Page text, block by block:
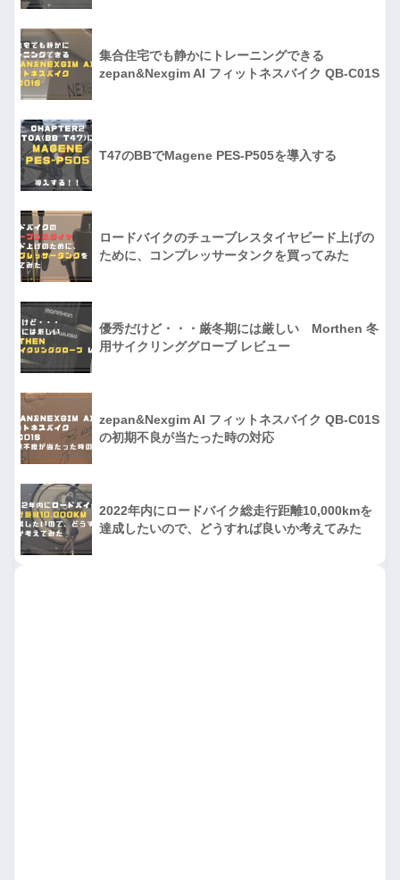
集合住宅でも静かにトレーニングできる
zepan&Nexgim AI フィットネスバイク QB-C01S
T47のBBでMagene PES-P505を導入する
ロードバイクのチューブレスタイヤビード上げの
ために、コンプレッサータンクを買ってみた
優秀だけど・・・厳冬期には厳しい Morthen 冬
用サイクリンググローブ レビュー
zepan&Nexgim AI フィットネスバイク QB-C01S
の初期不良が当たった時の対応
2022年内にロードバイク総走行距離10,000kmを
達成したいので、どうすれば良いか考えてみた